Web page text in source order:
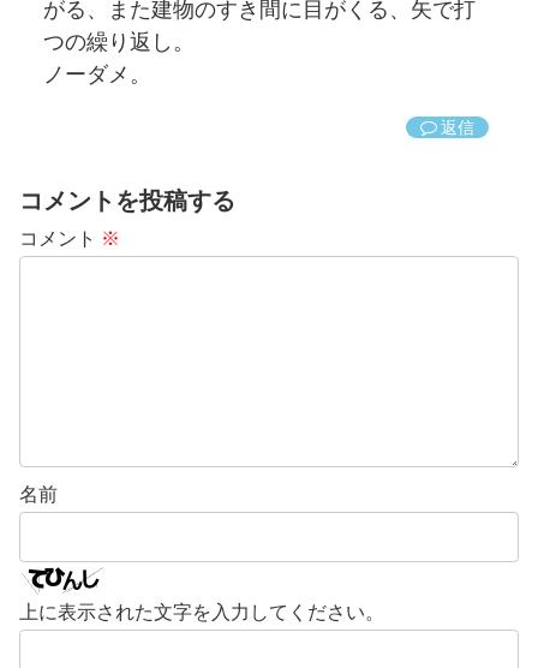
がる、また建物のすき間に目がくる、矢で打
つの繰り返し。
ノーダメ。
返信
コメントを投稿する
コメント ※
名前
上に表示された文字を入力してください。